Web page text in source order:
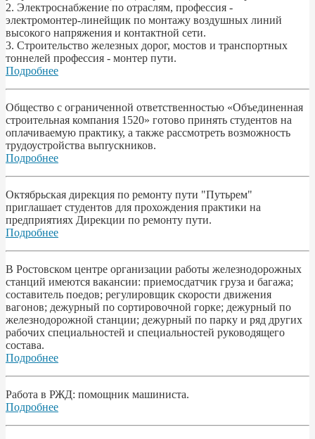
2. Электроснабжение по отраслям, профессия -
электромонтер-линейщик по монтажу воздушных линий
высокого напряжения и контактной сети.
3. Строительство железных дорог, мостов и транспортных
тоннелей профессия - монтер пути.
Подробнее
Общество с ограниченной ответственностью «Объединенная
строительная компания 1520» готово принять студентов на
оплачиваемую практику, а также рассмотреть возможность
трудоустройства вьпrускников.
Подробнее
Октябрьская дирекция по ремонту пути "Путьрем"
приглашает студентов для прохождения практики на
предприятиях Дирекции по ремонту пути.
Подробнее
В Ростовском центре организации работы железнодорожных
станций имеются вакансии: приемосдатчик груза и багажа;
составитель поедов; регулировщик скорости движения
вагонов; дежурный по сортировочной горке; дежурный по
железнодорожной станции; дежурный по парку и ряд других
рабочих специальностей и специальностей руководящего
состава.
Подробнее
Работа в РЖД: помощник машиниста.
Подробнее